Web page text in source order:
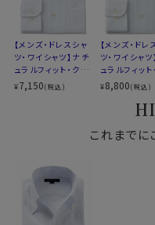
●クールマックス®エコメ
100％再生ペットボトル
ス®エコメイド・ファイバー
ドライで快適な着心地を
慮したサスティナブル素材で
●素材の違いで選ぶクー
ポリエステル100％のク
ファブリック
シワになりにくい高い形
です。
ください
▼ナチュラルフィットとは？
後ろ身頃にダーツを入れて
タイルです。
適度に絞ったウエストライ
着心地を考え、細いだけ
になっています。 ※43cm（
す。 細さを気にせず一般
ください。
【メンズ・ドレスシャ
ツ・ワイシャツ】ナチ
ュラルフィット・クー
ルマックス・ドライ・
形態安定・イタリア
¥7,150(税込)
【メンズ・ドレ
ツ・ワイシャ
ュラルフィット
ミアムコット
番手双糸・イ
ケア・オック
ド・イタリアン
ー・ボタンダ
キッパー・第
¥8,800(税込)
これまで